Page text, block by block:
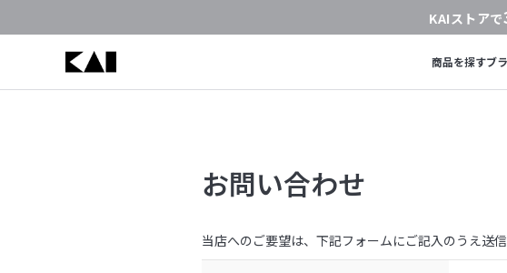
KAIストアで
商品を探すブ
お問い合わせ
当店へのご要望は、下記フォームにご記入のうえ送信